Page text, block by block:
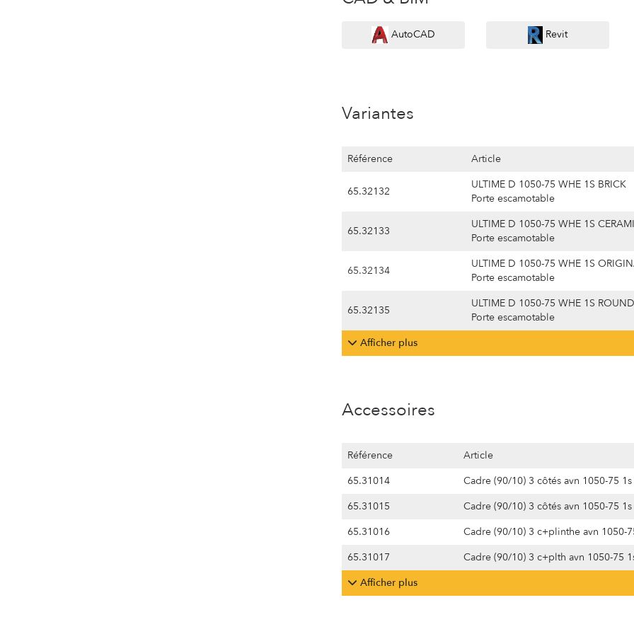
AutoCAD Revit
Variantes
Référence Article
65.32132
ULTIME D 1050-75 WHE 1S BRICK
Porte escamotable
65.32133
ULTIME D 1050-75 WHE 1S
Porte escamotable
65.32134
ULTIME D 1050-75 WHE 1S
Porte escamotable
65.32135
ULTIME D 1050-75 WHE 1S ROUND
Porte escamotable
Afficher plus
Accessoires
Référence
Article
65.31014
Cadre (90/10) 3 côtés avn 1050-75 1s
65.31015
Cadre (90/10) 3 côtés avn 1050-75
65.31016
Cadre (90/10) 3 c+plinthe avn 1050-
65.31017
Cadre (90/10) 3 c+plth avn 1050-75
Afficher plus